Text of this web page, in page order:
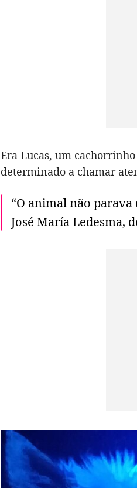
Era Lucas, um cachorrinho
determinado a chamar
“O animal não
José María Ledesma,